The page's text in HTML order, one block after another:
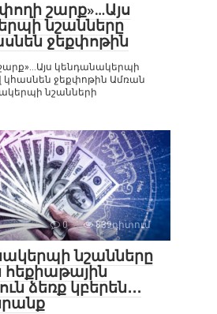
շարք»…Այս
նշանները
ջեքփոթին
կենդանակերպի
կհասնեն ջեքփոթին Ամռան
նշանների
0 839դիտում
նշանները
հեքիաթային
ձեռք կբերեն․․․